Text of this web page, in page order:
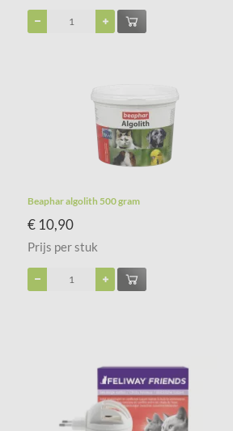
Beaphar algolith 500 gram
€ 10,90
Prijs per stuk